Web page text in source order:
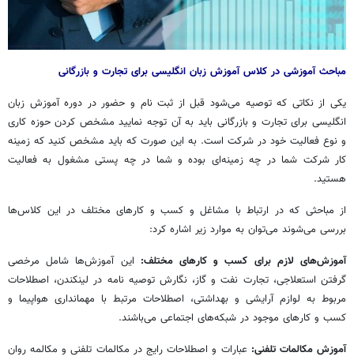
مباحث آموزشی در کلاس آموزش زبان انگلیسی برای تجارت و بازرگانی
یکی از نکاتی که توصیه می‌شود قبل از ثبت نام و حضور در دوره آموزش زبان
انگلیسی برای تجارت و بازرگانی باید به آن توجه نمایید مشخص کردن حوزه کاری
و نوع فعالیت خود در شرکت است. به این صورت که باید مشخص کنید که زمینه
کار شرکت شما در چه زمینه‌ای بوده و شما در چه پستی مشغول به فعالیت
هستید.
از مباحثی که در ارتباط با مشاغل و کسب و کارهای مختلف در این کلاس‌ها
بررسی می‌شوند می‌توان به موارد زیر اشاره کرد:
آموزش‌های لازم برای کسب و کارهای مختلف: این آموزش‌ها شامل مرخصی
گرفتن استعلاجی، تجارت نفت و گاز، نگارش توصیه نامه در لینکندن، اصطلاحات
مربوط به لوازم آرایشی و بهداشتی، اصطلاحات مرتبط با مهمانداری هواپیما و
کسب و کارهای موجود در شبکه‌های اجتماعی می‌باشند.
آموزش مکالمات تلفنی: عبارات و اصطلاحات رایج در مکالمات تلفنی و مکالمه روان